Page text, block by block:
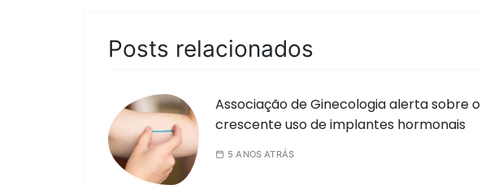
Posts relacionados
Associação de Ginecologia alerta sobre o
crescente uso de implantes hormonais
5 ANOS ATRÁS